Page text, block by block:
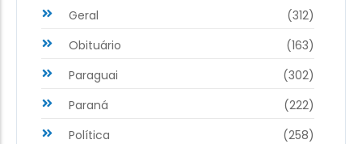
Geral
(312)
Obituário
(163)
Paraguai
(302)
Paraná
(222)
Política
(258)